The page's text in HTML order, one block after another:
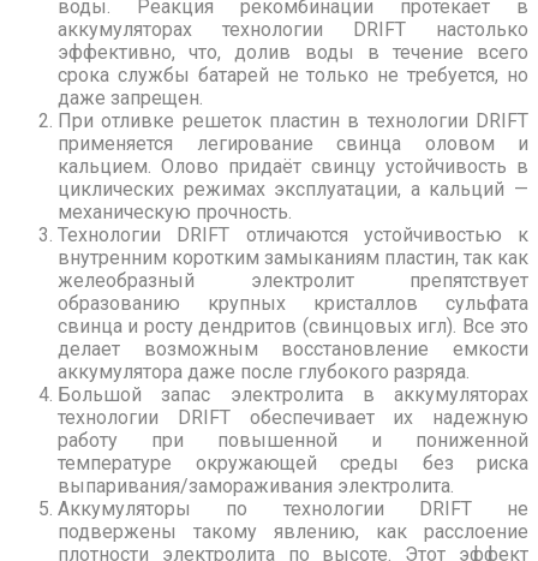
воды. Реакция рекомбинации протекает в
аккумуляторах технологии DRIFT настолько
эффективно, что, долив воды в течение всего
срока службы батарей не только не требуется, но
даже запрещен.
При отливке решеток пластин в технологии DRIFT
применяется легирование свинца оловом и
кальцием. Олово придаёт свинцу устойчивость в
циклических режимах эксплуатации, а кальций —
механическую прочность.
Технологии DRIFT отличаются устойчивостью к
внутренним коротким замыканиям пластин, так как
желеобразный электролит пре­пятствует
образованию крупных кристаллов сульфата
свинца и росту дендритов (свинцовых игл). Все это
делает возможным восстановление емкости
аккумулятора даже после глубокого разряда.
Большой запас электролита в аккумуляторах
технологии DRIFT обеспечивает их надежную
работу при повышенной и пониженной
температуре окружающей среды без риска
выпаривания/замораживания электролита.
Аккумуляторы по технологии DRIFT не
подвержены такому явлению, как расслоение
плотности электролита по высоте. Этот эффект